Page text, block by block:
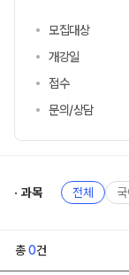
모집대상
개강일
접수
문의/상담
과목 전체
총0건